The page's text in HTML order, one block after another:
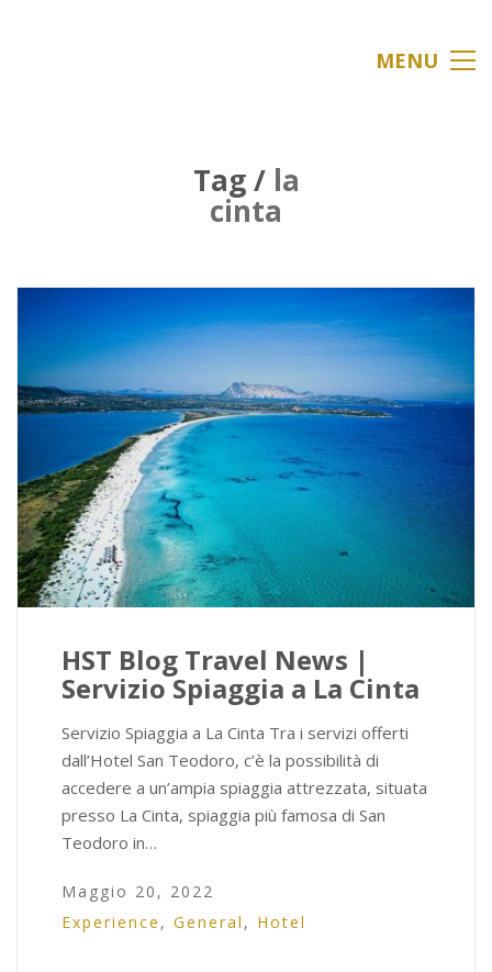
MENU
Tag / la
cinta
HST Blog Travel News |
Servizio Spiaggia a La Cinta
Servizio Spiaggia a La Cinta Tra i servizi offerti
dall’Hotel San Teodoro, c’è la possibilità di
accedere a un’ampia spiaggia attrezzata, situata
presso La Cinta, spiaggia più famosa di San
Teodoro in…
Maggio 20, 2022
Experience , General , Hotel